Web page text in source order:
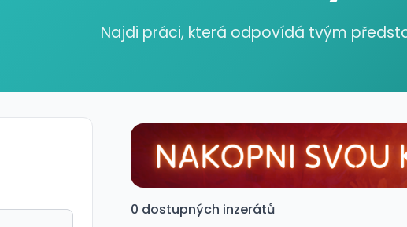
Najdi práci, která odpovídá tvým
0 dostupných inzerátů